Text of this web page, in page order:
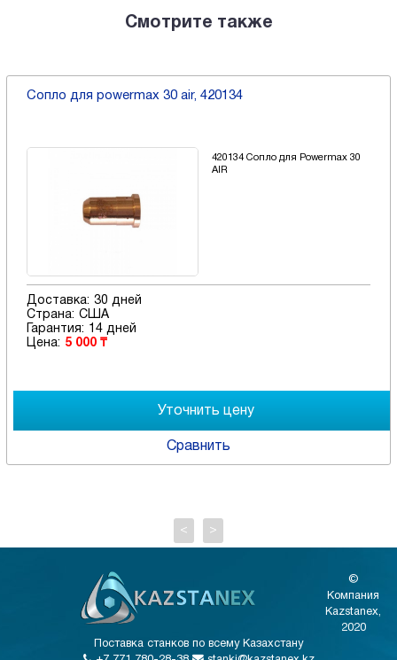
Смотрите также
Сопло для powermax 30 air, 420134
420134 Сопло для Powermax 30
AIR
Доставка: 30 дней
Страна: США
Гарантия:
14 дней
Цена: 5 000 ₸
Сравнить
< >
©
Компания
Kazstanex,
2020
Поставка станков по всему Казахстану